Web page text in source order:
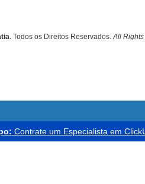
. Todos os Direitos Reservados.All
Contrate um Especialista em